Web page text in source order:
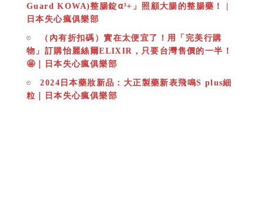
Guard KOWA)整腸錠⍺³+」照顧大腸的整腸藥！ |
日本失心瘋俱樂部
（內有折扣碼）實在太便宜了！用「完美行購
物」訂購怡麗絲爾ELIXIR，只要台灣售價的一半！
🤩｜日本失心瘋俱樂部
2024日本藥妝新品：大正製藥新表飛鳴S plus細
粒｜日本失心瘋俱樂部